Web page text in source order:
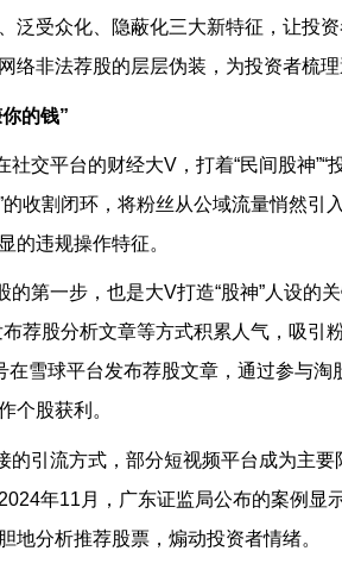
泛受众化、隐蔽化三大新特征，让投
络非法荐股的层层伪装，为投资者梳理
的钱”
社交平台的财经大V ，打着“民间股神”“
的收割闭环，将粉丝从公域流量悄然引
的违规操作特征。
的第一步，也是大V打造“股神”人设的
布荐股分析文章等方式积累人气，吸引
在雪球平台发布荐股文章，通过参与
个股获利。
的引流方式，部分短视频平台成为主
2024年11 月，广东证监局公布的案例显
地分析推荐股票，煽动投资者情绪。